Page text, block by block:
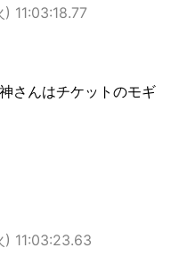
11:03:18.77
さんはチケットのモギ
11:03:23.63